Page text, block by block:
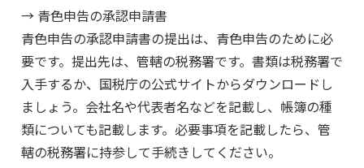
→ 青色申告の承認申請書
青色申告の承認申請書の提出は、青色申告のために必
要です。提出先は、管轄の税務署です。書類は税務署で
入手するか、国税庁の公式サイトからダウンロードし
ましょう。会社名や代表者名などを記載し、帳簿の種
類についても記載します。必要事項を記載したら、管
轄の税務署に持参して手続きしてください。